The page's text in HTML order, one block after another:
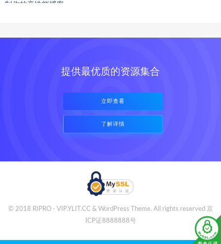
提供最优质的资源集合
立即查看
了解详情
© 2018 RIPRO - VIP.YLIT.CC & WordPress Theme. All rights reserved 京
ICP证8888888号